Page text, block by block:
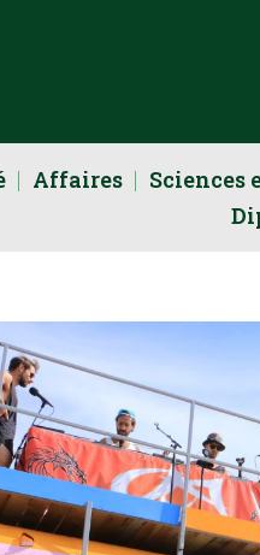
Affaires Sciences